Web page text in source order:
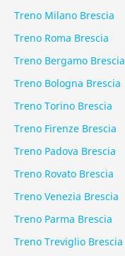
Treno Milano Brescia
Treno Roma Brescia
Treno Bergamo Brescia
Treno Bologna Brescia
Treno Torino Brescia
Treno Firenze Brescia
Treno Padova Brescia
Treno Rovato Brescia
Treno Venezia Brescia
Treno Parma Brescia
Treno Treviglio Brescia